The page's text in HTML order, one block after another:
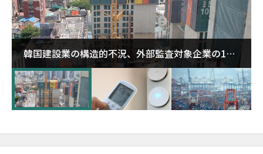
韓国建設業の構造的不況、外部監査対象企業の1割
超が「ゾンビ企業」に…5年で2.8倍増